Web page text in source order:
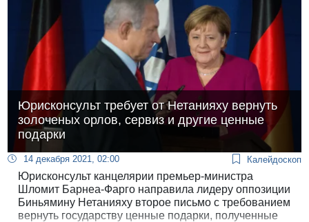
Юрисконсульт требует от Нетанияху вернуть
золоченых орлов, сервиз и другие ценные
подарки
14 декабря 2021, 02:00 Калейдоскоп
Юрисконсульт канцелярии премьер-министра
Шломит Барнеа-Фарго направила лидеру оппозиции
Биньямину Нетанияху второе письмо с требованием
вернуть государству ценные подарки, полученные